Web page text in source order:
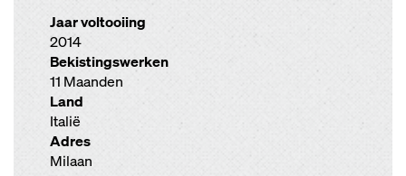
Jaar voltooiing
2014
Bekistingswerken
11 Maanden
Land
Italië
Adres
Milaan